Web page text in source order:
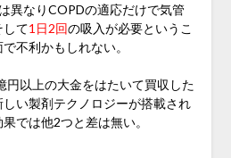
異なりCOPDの適応だけで気管
して1日2回の吸入が必要というこ
不利かもしれない。
円以上の大金をはたいて買収した
い製剤テクノロジーが搭載され
では他2つと差は無い。